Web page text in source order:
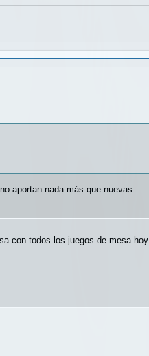
aportan nada más que nuevas
con todos los juegos de mesa hoy